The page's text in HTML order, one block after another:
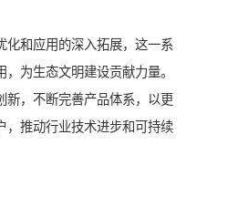
化和应用的深入拓展，这一系
为生态文明建设贡献力量。
新，不断完善产品体系，以更
，推动行业技术进步和可持续